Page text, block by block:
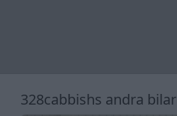
328cabbishs andra bilar